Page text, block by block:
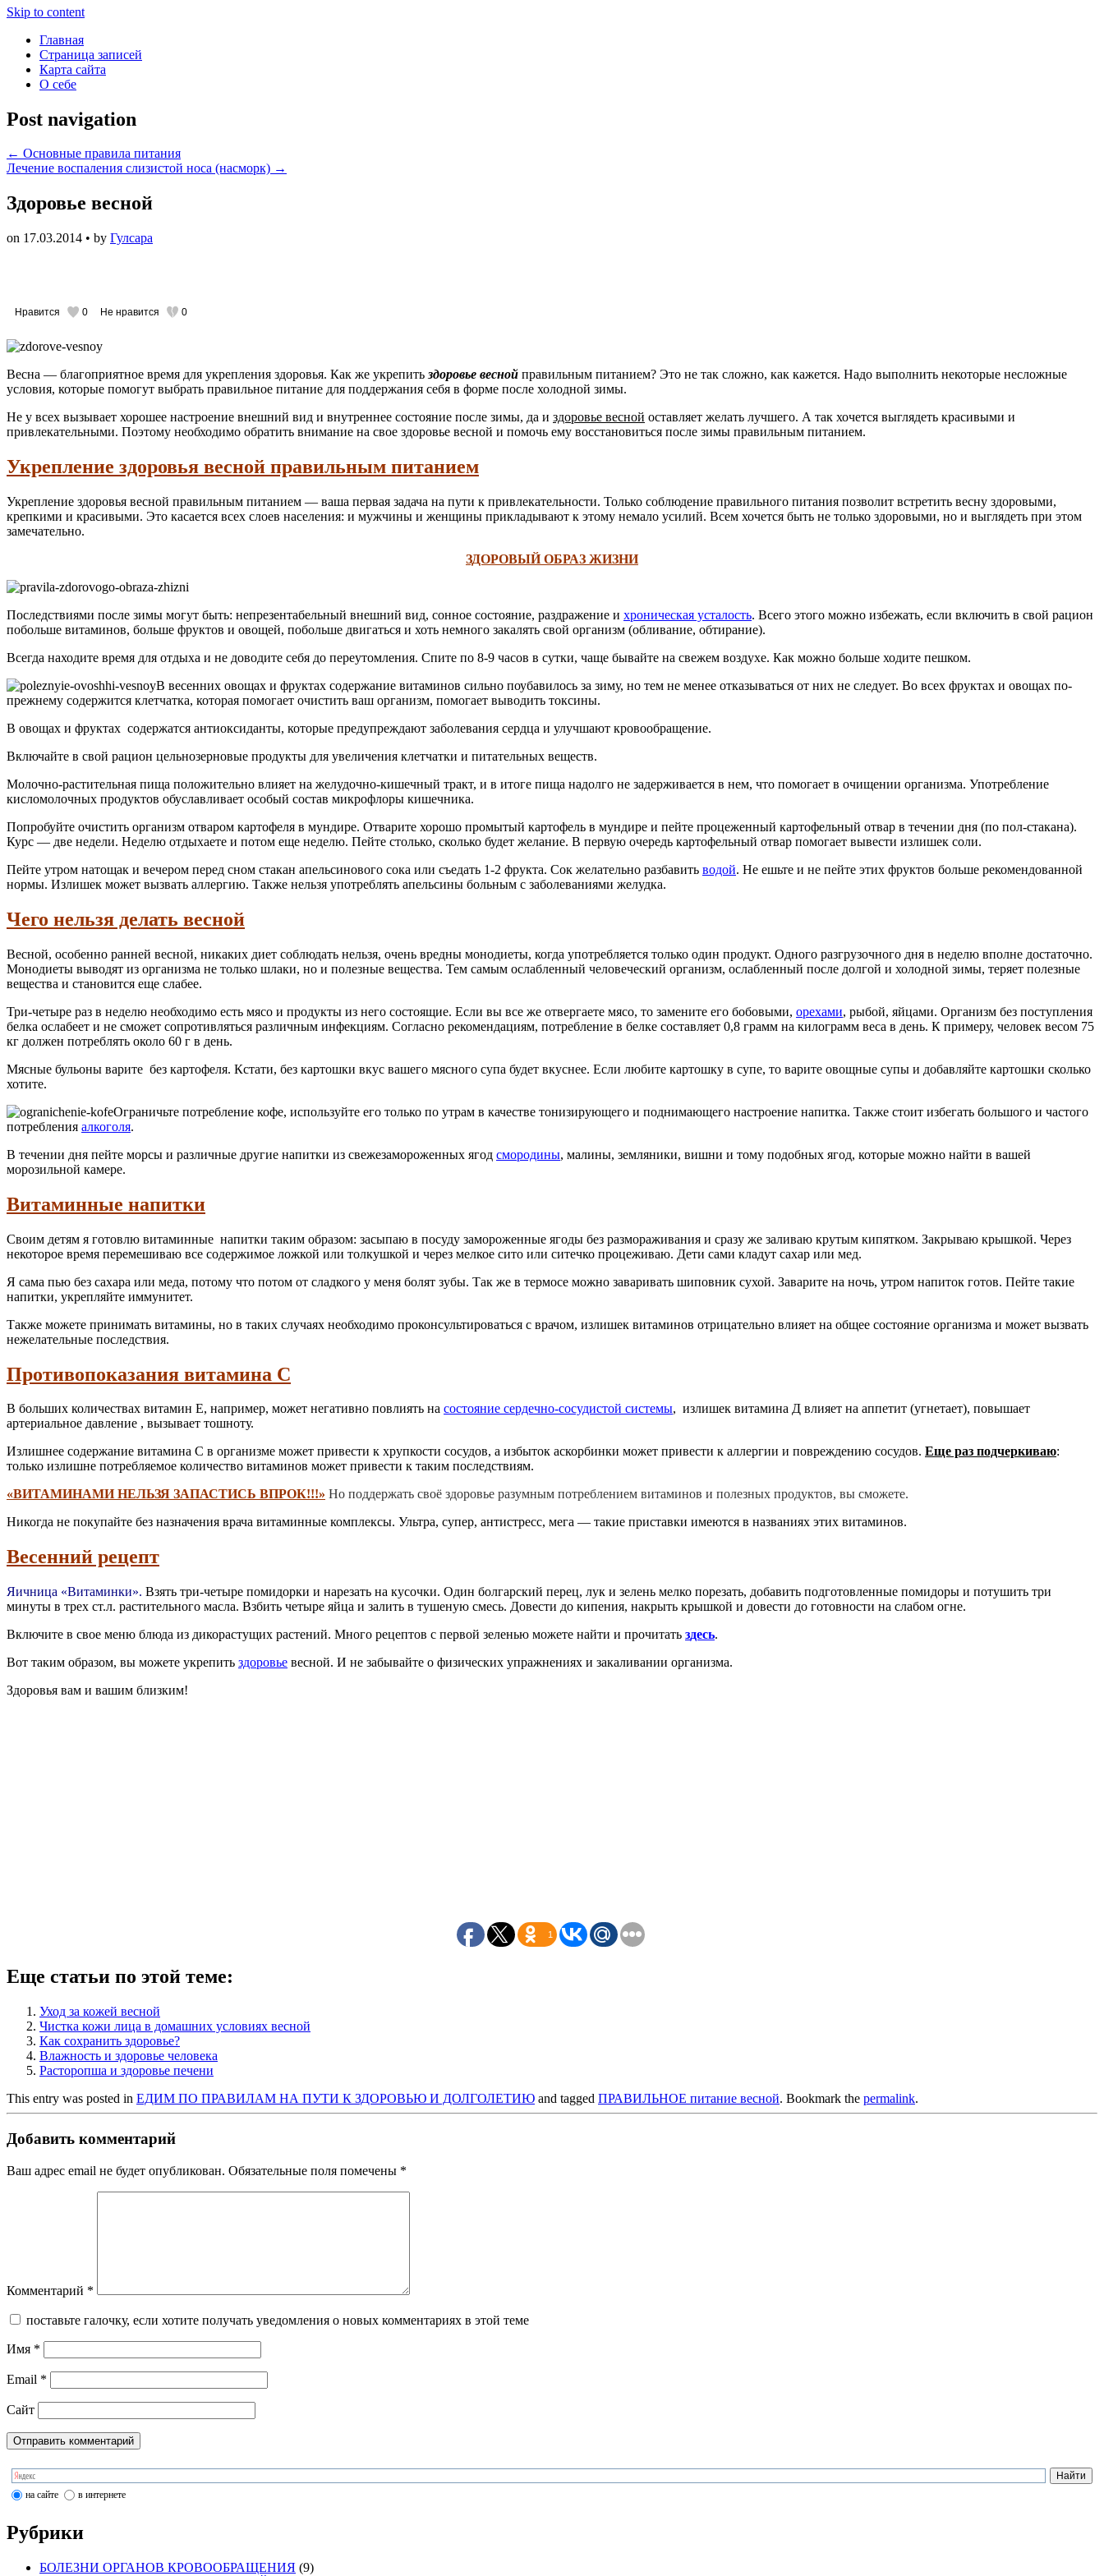
Skip to content
Главная
Страница записей
Карта сайта
О себе
Post navigation
← Основные правила питания
Лечение воспаления слизистой носа (насморк) →
Здоровье весной
on 17.03.2014 • by Гулсара
Нравится 0 Не нравится 0
Весна — благоприятное время для укрепления здоровья. Как же укрепить здоровье весной правильным питанием? Это не так сложно, как кажется. Надо выполнить некоторые несложные
условия, которые помогут выбрать правильное питание для поддержания себя в форме после холодной зимы.
Не у всех вызывает хорошее настроение внешний вид и внутреннее состояние после зимы, да и здоровье весной оставляет желать лучшего. А так хочется выглядеть красивыми и
привлекательными. Поэтому необходимо обратить внимание на свое здоровье весной и помочь ему восстановиться после зимы правильным питанием.
Укрепление здоровья весной правильным питанием
Укрепление здоровья весной правильным питанием — ваша первая задача на пути к привлекательности. Только соблюдение правильного питания позволит встретить весну здоровыми,
крепкими и красивыми. Это касается всех слоев населения: и мужчины и женщины прикладывают к этому немало усилий. Всем хочется быть не только здоровыми, но и выглядеть при этом
замечательно.
ЗДОРОВЫЙ ОБРАЗ ЖИЗНИ
Последствиями после зимы могут быть: непрезентабельный внешний вид, сонное состояние, раздражение и хроническая усталость. Всего этого можно избежать, если включить в свой рацион
побольше витаминов, больше фруктов и овощей, побольше двигаться и хоть немного закалять свой организм (обливание, обтирание).
Всегда находите время для отдыха и не доводите себя до переутомления. Спите по 8-9 часов в сутки, чаще бывайте на свежем воздухе. Как можно больше ходите пешком.
В весенних овощах и фруктах содержание витаминов сильно поубавилось за зиму, но тем не менее отказываться от них не следует. Во всех фруктах и овощах по-
прежнему содержится клетчатка, которая помогает очистить ваш организм, помогает выводить токсины.
В овощах и фруктах содержатся антиоксиданты, которые предупреждают заболевания сердца и улучшают кровообращение.
Включайте в свой рацион цельнозерновые продукты для увеличения клетчатки и питательных веществ.
Молочно-растительная пища положительно влияет на желудочно-кишечный тракт, и в итоге пища надолго не задерживается в нем, что помогает в очищении организма. Употребление
кисломолочных продуктов обуславливает особый состав микрофлоры кишечника.
Попробуйте очистить организм отваром картофеля в мундире. Отварите хорошо промытый картофель в мундире и пейте процеженный картофельный отвар в течении дня (по пол-стакана).
Курс — две недели. Неделю отдыхаете и потом еще неделю. Пейте столько, сколько будет желание. В первую очередь картофельный отвар помогает вывести излишек соли.
Пейте утром натощак и вечером перед сном стакан апельсинового сока или съедать 1-2 фрукта. Сок желательно разбавить водой. Не ешьте и не пейте этих фруктов больше рекомендованной
нормы. Излишек может вызвать аллергию. Также нельзя употреблять апельсины больным с заболеваниями желудка.
Чего нельзя делать весной
Весной, особенно ранней весной, никаких диет соблюдать нельзя, очень вредны монодиеты, когда употребляется только один продукт. Одного разгрузочного дня в неделю вполне достаточно.
Монодиеты выводят из организма не только шлаки, но и полезные вещества. Тем самым ослабленный человеческий организм, ослабленный после долгой и холодной зимы, теряет полезные
вещества и становится еще слабее.
Три-четыре раз в неделю необходимо есть мясо и продукты из него состоящие. Если вы все же отвергаете мясо, то замените его бобовыми, орехами, рыбой, яйцами. Организм без поступления
белка ослабеет и не сможет сопротивляться различным инфекциям. Согласно рекомендациям, потребление в белке составляет 0,8 грамм на килограмм веса в день. К примеру, человек весом 75
кг должен потреблять около 60 г в день.
Мясные бульоны варите без картофеля. Кстати, без картошки вкус вашего мясного супа будет вкуснее. Если любите картошку в супе, то варите овощные супы и добавляйте картошки сколько
хотите.
Ограничьте потребление кофе, используйте его только по утрам в качестве тонизирующего и поднимающего настроение напитка. Также стоит избегать большого и частого
потребления алкоголя.
В течении дня пейте морсы и различные другие напитки из свежезамороженных ягод смородины, малины, земляники, вишни и тому подобных ягод, которые можно найти в вашей
морозильной камере.
Витаминные напитки
Своим детям я готовлю витаминные напитки таким образом: засыпаю в посуду замороженные ягоды без размораживания и сразу же заливаю крутым кипятком. Закрываю крышкой. Через
некоторое время перемешиваю все содержимое ложкой или толкушкой и через мелкое сито или ситечко процеживаю. Дети сами кладут сахар или мед.
Я сама пью без сахара или меда, потому что потом от сладкого у меня болят зубы. Так же в термосе можно заваривать шиповник сухой. Заварите на ночь, утром напиток готов. Пейте такие
напитки, укрепляйте иммунитет.
Также можете принимать витамины, но в таких случаях необходимо проконсультироваться с врачом, излишек витаминов отрицательно влияет на общее состояние организма и может вызвать
нежелательные последствия.
Противопоказания витамина С
В больших количествах витамин Е, например, может негативно повлиять на состояние сердечно-сосудистой системы, излишек витамина Д влияет на аппетит (угнетает), повышает
артериальное давление , вызывает тошноту.
Излишнее содержание витамина С в организме может привести к хрупкости сосудов, а избыток аскорбинки может привести к аллергии и повреждению сосудов. Еще раз подчеркиваю:
только излишне потребляемое количество витаминов может привести к таким последствиям.
«ВИТАМИНАМИ НЕЛЬЗЯ ЗАПАСТИСЬ ВПРОК!!!» Но поддержать своё здоровье разумным потреблением витаминов и полезных продуктов, вы сможете.
Никогда не покупайте без назначения врача витаминные комплексы. Ультра, супер, антистресс, мега — такие приставки имеются в названиях этих витаминов.
Весенний рецепт
Яичница «Витаминки». Взять три-четыре помидорки и нарезать на кусочки. Один болгарский перец, лук и зелень мелко порезать, добавить подготовленные помидоры и потушить три
минуты в трех ст.л. растительного масла. Взбить четыре яйца и залить в тушеную смесь. Довести до кипения, накрыть крышкой и довести до готовности на слабом огне.
Включите в свое меню блюда из дикорастущих растений. Много рецептов с первой зеленью можете найти и прочитать здесь.
Вот таким образом, вы можете укрепить здоровье весной. И не забывайте о физических упражнениях и закаливании организма.
Здоровья вам и вашим близким!
1
Еще статьи по этой теме:
Уход за кожей весной
Чистка кожи лица в домашних условиях весной
Как сохранить здоровье?
Влажность и здоровье человека
Расторопша и здоровье печени
This entry was posted in ЕДИМ ПО ПРАВИЛАМ НА ПУТИ К ЗДОРОВЬЮ И ДОЛГОЛЕТИЮ and tagged ПРАВИЛЬНОЕ питание весной. Bookmark the permalink.
Добавить комментарий
Ваш адрес email не будет опубликован. Обязательные поля помечены *
Комментарий *
поставьте галочку, если хотите получать уведомления о новых комментариях в этой теме
Имя *
Email *
Сайт
на сайте в интернете
Рубрики
БОЛЕЗНИ ОРГАНОВ КРОВООБРАЩЕНИЯ (9)